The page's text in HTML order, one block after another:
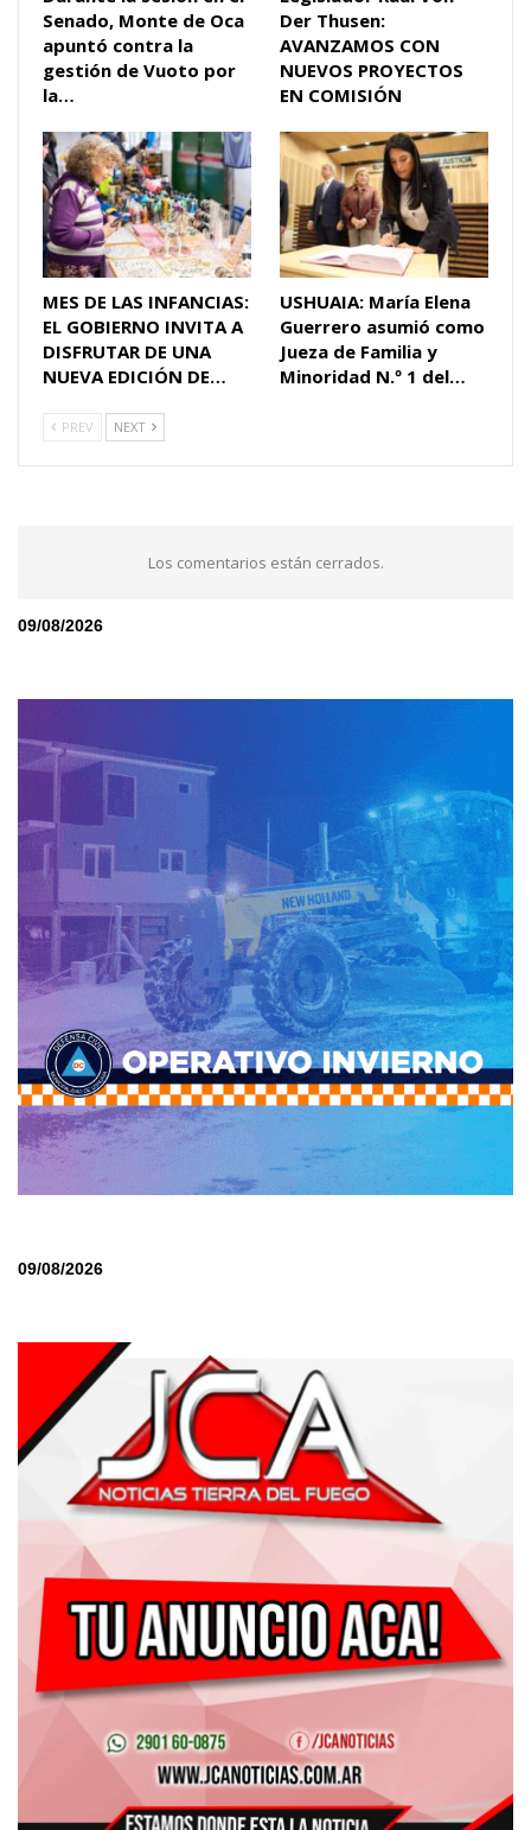
Senado, Monte de Oca
apuntó contra la
gestión de Vuoto por
la…
Der Thusen:
AVANZAMOS CON
NUEVOS PROYECTOS
EN COMISIÓN
MES DE LAS INFANCIAS:
EL GOBIERNO INVITA A
DISFRUTAR DE UNA
NUEVA EDICIÓN DE…
USHUAIA: María Elena
Guerrero asumió como
Jueza de Familia y
Minoridad N.º 1 del…
PREV NEXT
Los comentarios están cerrados.
09/08/2026
09/08/2026